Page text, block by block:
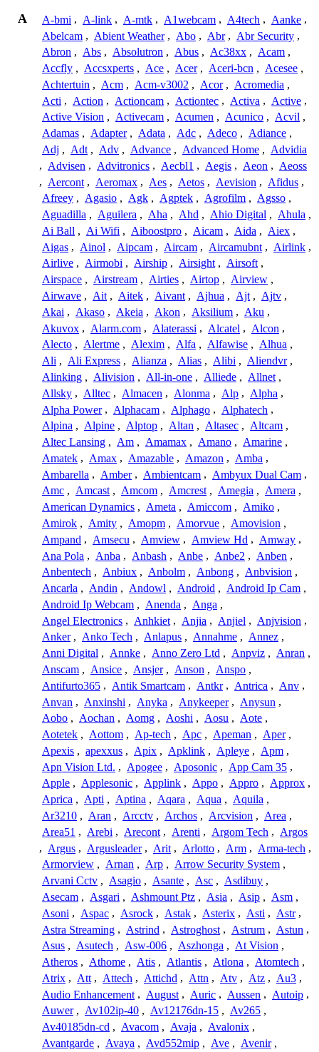
A A-bmi , A-link , A-mtk , A1webcam , A4tech , Aanke ,
Abelcam , Abient Weather , Abo , Abr , Abr Security ,
Abron , Abs , Absolutron , Abus , Ac38xx , Acam ,
Accfly , Accsxperts , Ace , Acer , Aceri-bcn , Acesee ,
Achtertuin , Acm , Acm-v3002 , Acor , Acromedia ,
Acti , Action , Actioncam , Actiontec , Activa , Active ,
Active Vision , Activecam , Acumen , Acunico , Acvil ,
Adamas , Adapter , Adata , Adc , Adeco , Adiance ,
Adj , Adt , Adv , Advance , Advanced Home , Advidia
, Advisen , Advitronics , Aecbl1 , Aegis , Aeon , Aeoss
, Aercont , Aeromax , Aes , Aetos , Aevision , Afidus ,
Afreey , Agasio , Agk , Agptek , Agrofilm , Agsso ,
Aguadilla , Aguilera , Aha , Ahd , Ahio Digital , Ahula ,
Ai Ball , Ai Wifi , Aiboostpro , Aicam , Aida , Aiex ,
Aigas , Ainol , Aipcam , Aircam , Aircamubnt , Airlink ,
Airlive , Airmobi , Airship , Airsight , Airsoft ,
Airspace , Airstream , Airties , Airtop , Airview ,
Airwave , Ait , Aitek , Aivant , Ajhua , Ajt , Ajtv ,
Akai , Akaso , Akeia , Akon , Aksilium , Aku ,
Akuvox , Alarm.com , Alaterassi , Alcatel , Alcon ,
Alecto , Alertme , Alexim , Alfa , Alfawise , Alhua ,
Ali , Ali Express , Alianza , Alias , Alibi , Aliendvr ,
Alinking , Alivision , All-in-one , Alliede , Allnet ,
Allsky , Alltec , Almacen , Alonma , Alp , Alpha ,
Alpha Power , Alphacam , Alphago , Alphatech ,
Alpina , Alpine , Alptop , Altan , Altasec , Altcam ,
Altec Lansing , Am , Amamax , Amano , Amarine ,
Amatek , Amax , Amazable , Amazon , Amba ,
Ambarella , Amber , Ambientcam , Ambyux Dual Cam ,
Amc , Amcast , Amcom , Amcrest , Amegia , Amera ,
American Dynamics , Ameta , Amiccom , Amiko ,
Amirok , Amity , Amopm , Amorvue , Amovision ,
Ampand , Amsecu , Amview , Amview Hd , Amway ,
Ana Pola , Anba , Anbash , Anbe , Anbe2 , Anben ,
Anbentech , Anbiux , Anbolm , Anbong , Anbvision ,
Ancarla , Andin , Andowl , Android , Android Ip Cam ,
Android Ip Webcam , Anenda , Anga ,
Angel Electronics , Anhkiet , Anjia , Anjiel , Anjvision ,
Anker , Anko Tech , Anlapus , Annahme , Annez ,
Anni Digital , Annke , Anno Zero Ltd , Anpviz , Anran ,
Anscam , Ansice , Ansjer , Anson , Anspo ,
Antifurto365 , Antik Smartcam , Antkr , Antrica , Anv ,
Anvan , Anxinshi , Anyka , Anykeeper , Anysun ,
Aobo , Aochan , Aomg , Aoshi , Aosu , Aote ,
Aotetek , Aottom , Ap-tech , Apc , Apeman , Aper ,
Apexis , apexxus , Apix , Apklink , Apleye , Apm ,
Apn Vision Ltd. , Apogee , Aposonic , App Cam 35 ,
Apple , Applesonic , Applink , Appo , Appro , Approx ,
Aprica , Apti , Aptina , Aqara , Aqua , Aquila ,
Ar3210 , Aran , Arcctv , Archos , Arcvision , Area ,
Area51 , Arebi , Arecont , Arenti , Argom Tech , Argos
, Argus , Argusleader , Arit , Arlotto , Arm , Arma-tech ,
Armorview , Arnan , Arp , Arrow Security System ,
Arvani Cctv , Asagio , Asante , Asc , Asdibuy ,
Asecam , Asgari , Ashmount Ptz , Asia , Asip , Asm ,
Asoni , Aspac , Asrock , Astak , Asterix , Asti , Astr ,
Astra Streaming , Astrind , Astroghost , Astrum , Astun ,
Asus , Asutech , Asw-006 , Aszhonga , At Vision ,
Atheros , Athome , Atis , Atlantis , Atlona , Atomtech ,
Atrix , Att , Attech , Attichd , Attn , Atv , Atz , Au3 ,
Audio Enhancement , August , Auric , Aussen , Autoip ,
Auwer , Av102ip-40 , Av12176dn-15 , Av265 ,
Av40185dn-cd , Avacom , Avaja , Avalonix ,
Avantgarde , Avaya , Avd552mip , Ave , Avenir ,